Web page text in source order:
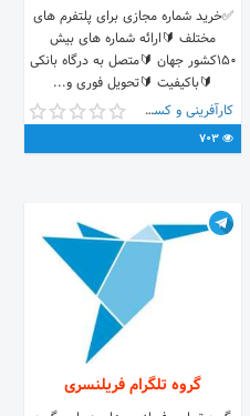
✅خرید شماره مجازی برای پلتفرم های
مختلف 🔰ارائه شماره های بیش
150کشور جهان 🔰متصل به درگاه بانکی
🔰باکیفیت 🔰تحویل فوری و...
کارآفرینی و کسب و کار
گروه تلگرام فریلنسری